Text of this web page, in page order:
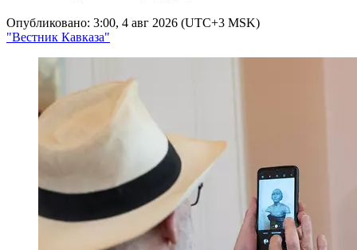
Опубликовано: 3:00, 4 авг 2026 (UTC+3 MSK)
"Вестник Кавказа"